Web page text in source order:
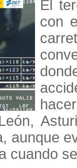
El
con
aunque
cuando